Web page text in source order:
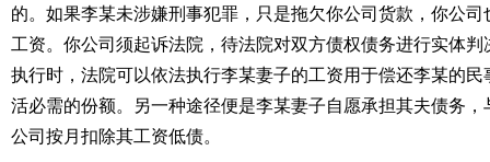
的。如果李某未涉嫌刑事犯罪，只是拖欠你公司货款，你公
工资。你公司须起诉法院，待法院对双方债权债务进行实体
执行时，法院可以依法执行李某妻子的工资用于偿还李某的
活必需的份额。另一种途径便是李某妻子自愿承担其夫债务
公司按月扣除其工资低债。